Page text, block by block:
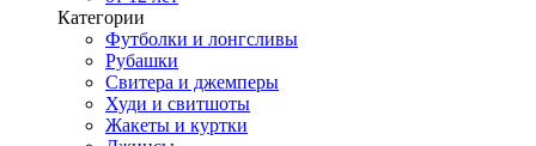
Категории
Футболки и лонгсливы
Рубашки
Свитера и джемперы
Худи и свитшоты
Жакеты и куртки